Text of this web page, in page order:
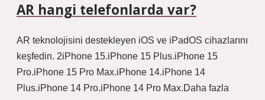
AR hangi telefonlarda var?
AR teknolojisini destekleyen iOS ve iPadOS cihazlarını
keşfedin. 2iPhone 15.iPhone 15 Plus.iPhone 15
Pro.iPhone 15 Pro Max.iPhone 14.iPhone 14
Plus.iPhone 14 Pro.iPhone 14 Pro Max.Daha fazla